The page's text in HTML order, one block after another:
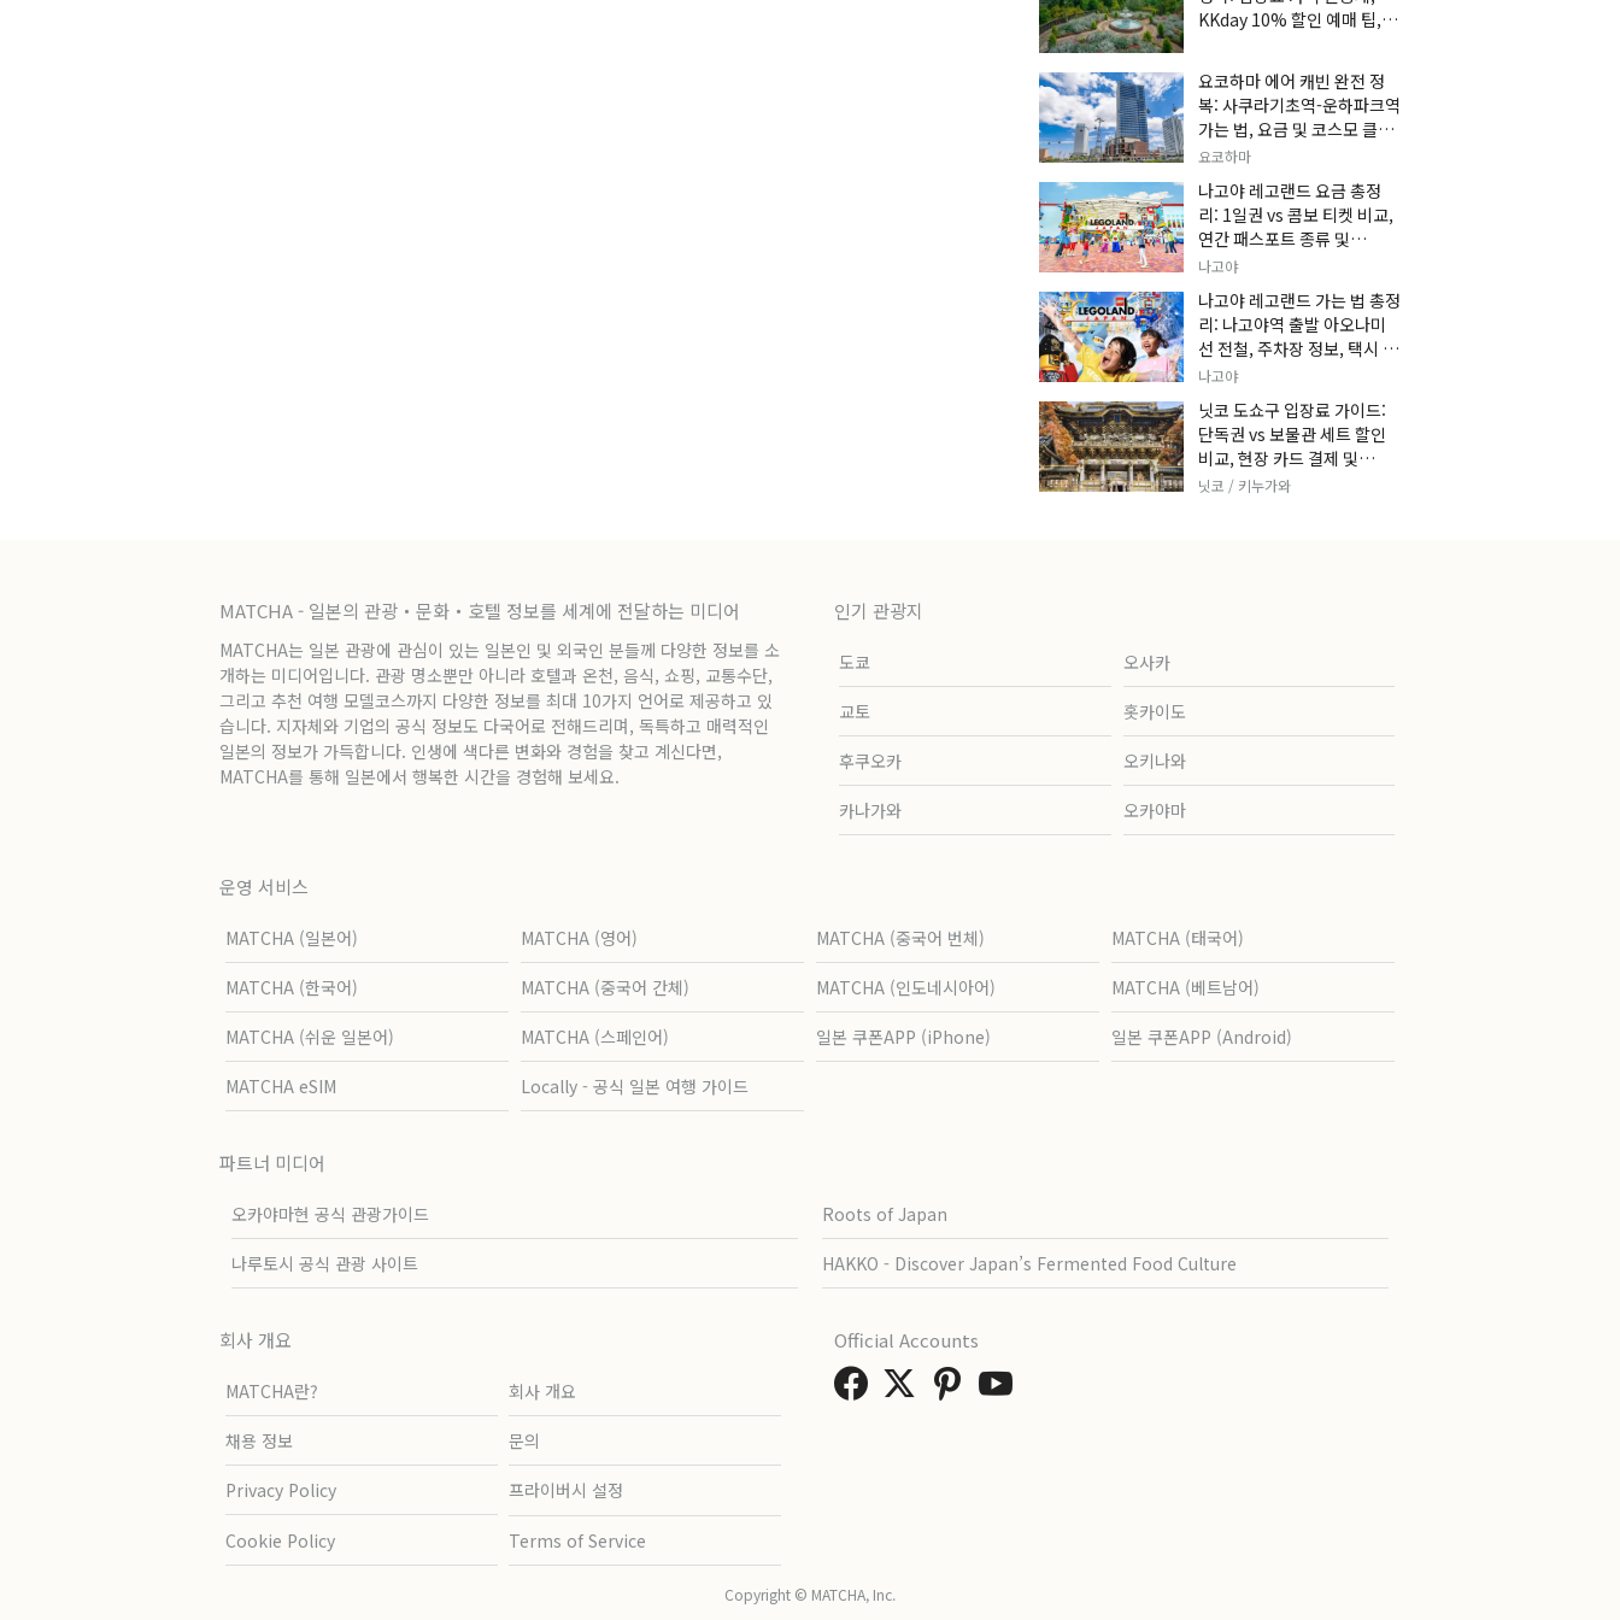
KKday 10% 할인 예매 팁, 쿠
요코하마 에어 캐빈 완전 정
복: 사쿠라기초역-운하파크역
가는 법, 요금 및 코스모 클락
세트권 할인, 추천 관광 코스
총정리
요코하마
나고야 레고랜드 요금 총정
리: 1일권 vs 콤보 티켓 비교,
연간 패스포트 종류 및
KKday 온라인 사전 할인 예
매 팁
나고야
나고야 레고랜드 가는 법 총정
리: 나고야역 출발 아오나미
선 전철, 주차장 정보, 택시 요
금 및 입장권 예약 팁
나고야
닛코 도쇼구 입장료 가이드:
단독권 vs 보물관 세트 할인
비교, 현장 카드 결제 및
KKday 사전 예매 팁
닛코 / 키누가와
MATCHA - 일본의 관광・문화・호텔 정보를 세계에 전달하는 미디어
MATCHA는 일본 관광에 관심이 있는 일본인 및 외국인 분들께 다양한 정보를 소
개하는 미디어입니다. 관광 명소뿐만 아니라 호텔과 온천, 음식, 쇼핑, 교통수단,
그리고 추천 여행 모델코스까지 다양한 정보를 최대 10가지 언어로 제공하고 있
습니다. 지자체와 기업의 공식 정보도 다국어로 전해드리며, 독특하고 매력적인
일본의 정보가 가득합니다. 인생에 색다른 변화와 경험을 찾고 계신다면,
MATCHA를 통해 일본에서 행복한 시간을 경험해 보세요.
인기 관광지
도쿄 오사카
교토 홋카이도
후쿠오카 오키나와
카나가와 오카야마
운영 서비스
MATCHA (일본어) MATCHA (영어) MATCHA (중국어 번체) MATCHA (태국어)
MATCHA (한국어) MATCHA (중국어 간체) MATCHA (인도네시아어) MATCHA (베트남어)
MATCHA (쉬운 일본어) MATCHA (스페인어) 일본 쿠폰APP (iPhone) 일본 쿠폰APP (Android)
MATCHA eSIM Locally - 공식 일본 여행 가이드
파트너 미디어
오카야마현 공식 관광가이드 Roots of Japan
나루토시 공식 관광 사이트 HAKKO - Discover Japan’s Fermented Food Culture
회사 개요
MATCHA란? 회사 개요
채용 정보 문의
Privacy Policy 프라이버시 설정
Cookie Policy Terms of Service
Official Accounts
Copyright © MATCHA, Inc.